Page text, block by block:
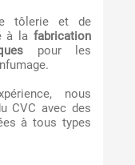
tôlerie et de
à la fabrication
pour les
nous
CVC avec des
à tous types